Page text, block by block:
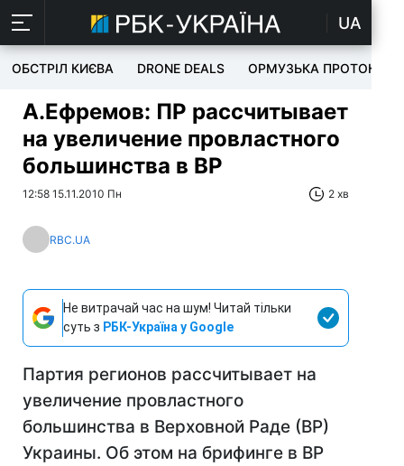
UA
ОБСТРІЛ КИЄВА DRONE DEALS ОРМУЗЬКА ПРОТОКА
А.Ефремов: ПР рассчитывает
на увеличение провластного
большинства в ВР
12:58 15.11.2010 Пн 2 хв
RBC.UA
Не витрачай час на шум! Читай тільки
суть з РБК-Україна у Google
Партия регионов рассчитывает на
увеличение провластного
большинства в Верховной Раде (ВР)
Украины. Об этом на брифинге в ВР